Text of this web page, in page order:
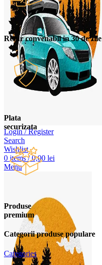
Login / Register
Search
Wishlist
0 items / 0,00 lei
Menu
Retur convenabil in 30 de zile
Plata
securizata
Produse
premium
Categorii produse populare
Categories